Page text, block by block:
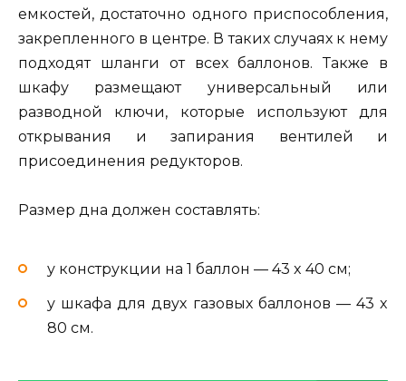
емкостей, достаточно одного приспособления,
закрепленного в центре. В таких случаях к нему
подходят шланги от всех баллонов. Также в
шкафу размещают универсальный или
разводной ключи, которые используют для
открывания и запирания вентилей и
присоединения редукторов.
Размер дна должен составлять:
у конструкции на 1 баллон — 43 x 40 см;
у шкафа для двух газовых баллонов — 43 x
80 см.